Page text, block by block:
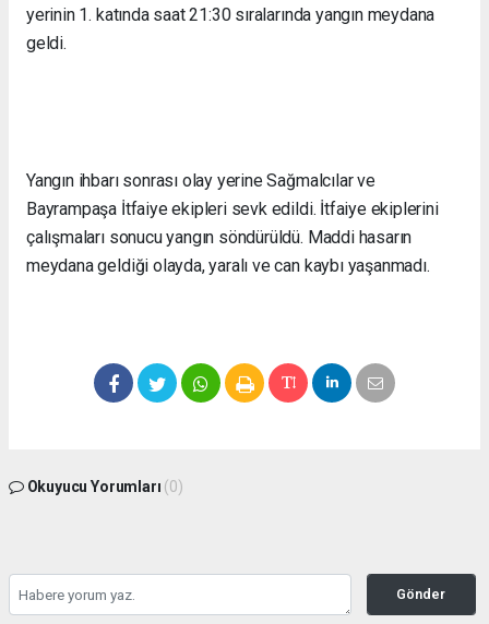
yerinin 1. katında saat 21:30 sıralarında yangın meydana
geldi.
Yangın ihbarı sonrası olay yerine Sağmalcılar ve
Bayrampaşa İtfaiye ekipleri sevk edildi. İtfaiye ekiplerini
çalışmaları sonucu yangın söndürüldü. Maddi hasarın
meydana geldiği olayda, yaralı ve can kaybı yaşanmadı.
Okuyucu Yorumları (0)
Gönder